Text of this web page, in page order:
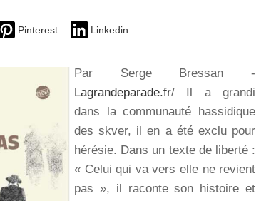
Pinterest Linkedin
Par Serge Bressan -
Lagrandeparade.fr/ Il a grandi
dans la communauté hassidique
des skver, il en a été exclu pour
hérésie. Dans un texte de liberté :
« Celui qui va vers elle ne revient
pas », il raconte son histoire et